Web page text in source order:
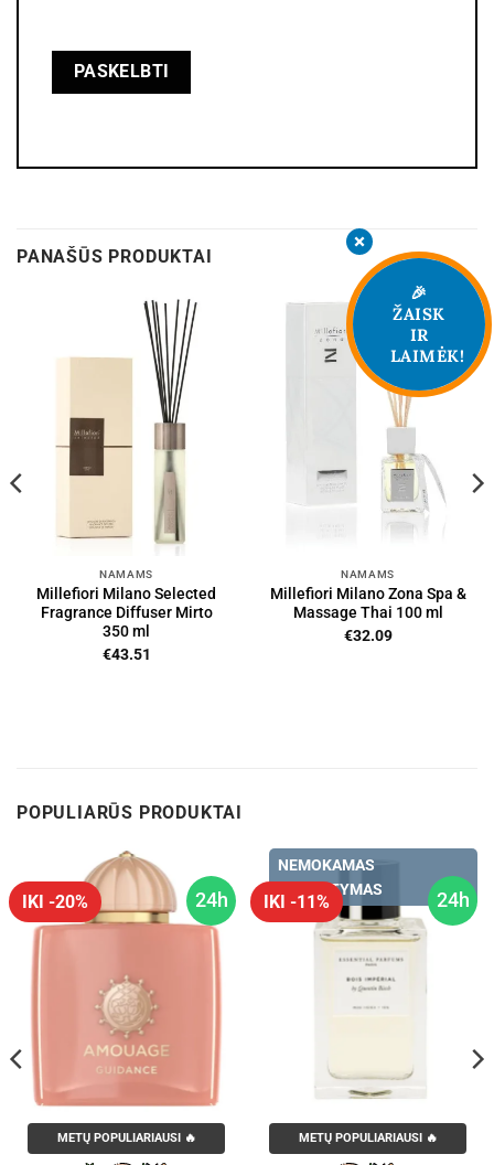
PANAŠŪS PRODUKTAI
NAMAMS
Millefiori Milano Selected
Fragrance Diffuser Mirto
350 ml
€43.51
NAMAMS
Millefiori Milano Zona Spa &
Massage Thai 100 ml
€32.09
POPULIARŪS PRODUKTAI
24h
IKI -20%
METŲ POPULIARIAUSI 🔥
24h
IKI -11%
NEMOKAMAS
PRISTATYMAS
METŲ POPULIARIAUSI 🔥
🎉
ŽAISK
IR
LAIMĖK!